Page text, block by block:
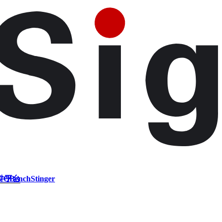
平台 Stinger